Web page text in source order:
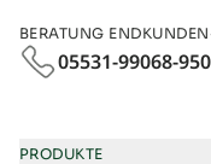
BERATUNG
05531-
PRODUKTE